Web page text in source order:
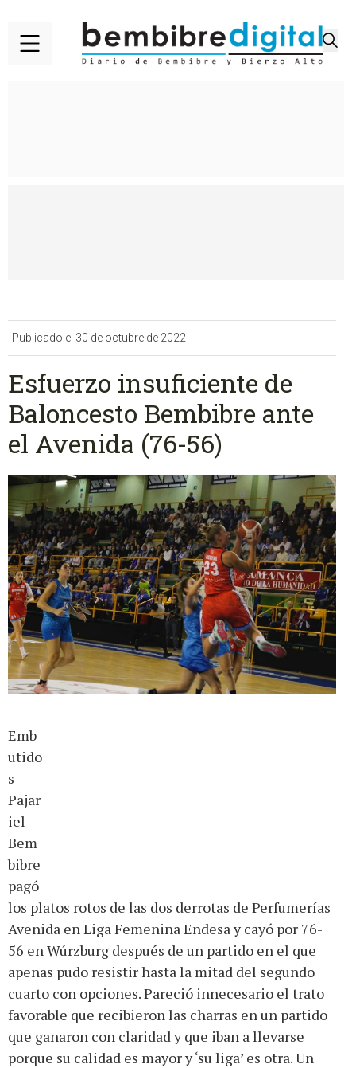
Publicado el 30 de octubre de 2022
Esfuerzo insuficiente de
Baloncesto Bembibre ante
el Avenida (76-56)
Emb
utido
s
Pajar
iel
Bem
bibre
pagó
los platos rotos de las dos derrotas de Perfumerías
Avenida en Liga Femenina Endesa y cayó por 76-
56 en Wúrzburg después de un partido en el que
apenas pudo resistir hasta la mitad del segundo
cuarto con opciones. Pareció innecesario el trato
favorable que recibieron las charras en un partido
que ganaron con claridad y que iban a llevarse
porque su calidad es mayor y ‘su liga’ es otra. Un